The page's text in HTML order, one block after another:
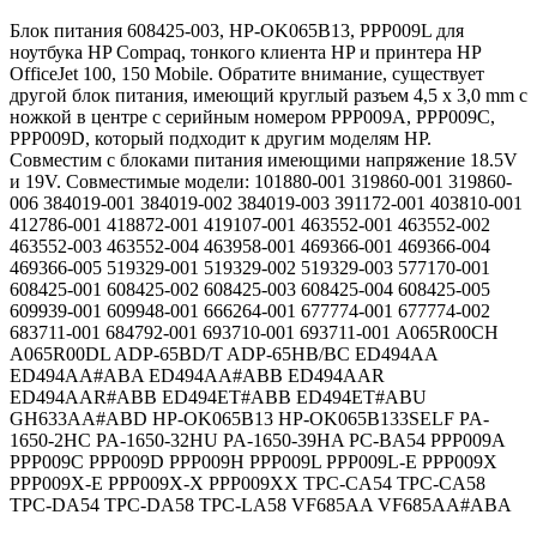
составляла
2,328.00₽.
2,134.00₽.
Блок питания 608425-003, HP-OK065B13, PPP009L для
ноутбука HP Compaq, тонкого клиента HP и принтера HP
OfficeJet 100, 150 Mobile. Обратите внимание, существует
другой блок питания, имеющий круглый разъем 4,5 x 3,0 mm с
ножкой в центре с серийным номером PPP009A, PPP009C,
PPP009D, который подходит к другим моделям HP.
Совместим с блоками питания имеющими напряжение 18.5V
и 19V. Совместимые модели: 101880-001 319860-001 319860-
006 384019-001 384019-002 384019-003 391172-001 403810-001
412786-001 418872-001 419107-001 463552-001 463552-002
463552-003 463552-004 463958-001 469366-001 469366-004
469366-005 519329-001 519329-002 519329-003 577170-001
608425-001 608425-002 608425-003 608425-004 608425-005
609939-001 609948-001 666264-001 677774-001 677774-002
683711-001 684792-001 693710-001 693711-001 A065R00CH
A065R00DL ADP-65BD/T ADP-65HB/BC ED494AA
ED494AA#ABA ED494AA#ABB ED494AAR
ED494AAR#ABB ED494ET#ABB ED494ET#ABU
GH633AA#ABD HP-OK065B13 HP-OK065B133SELF PA-
1650-2HC PA-1650-32HU PA-1650-39HA PC-BA54 PPP009A
PPP009C PPP009D PPP009H PPP009L PPP009L-E PPP009X
PPP009X-E PPP009X-X PPP009XX TPC-CA54 TPC-CA58
TPC-DA54 TPC-DA58 TPC-LA58 VF685AA VF685AA#ABA